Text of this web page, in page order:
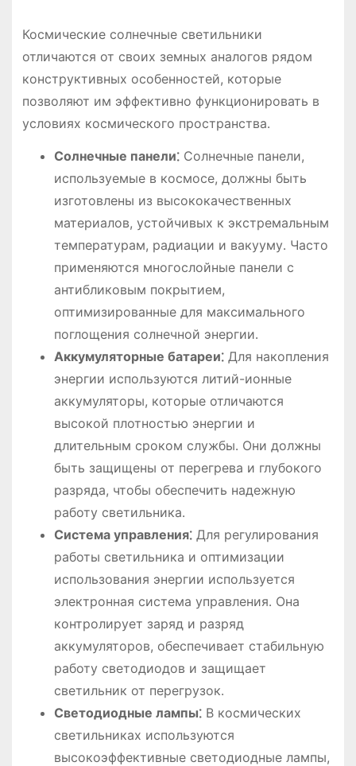
Космические солнечные светильники
отличаются от своих земных аналогов рядом
конструктивных особенностей, которые
позволяют им эффективно функционировать в
условиях космического пространства․
Солнечные панели⁚Солнечные панели,
используемые в космосе, должны быть
изготовлены из высококачественных
материалов, устойчивых к экстремальным
температурам, радиации и вакууму․ Часто
применяются многослойные панели с
антибликовым покрытием,
оптимизированные для максимального
поглощения солнечной энергии․
Аккумуляторные батареи⁚Для накопления
энергии используются литий-ионные
аккумуляторы, которые отличаются
высокой плотностью энергии и
длительным сроком службы․ Они должны
быть защищены от перегрева и глубокого
разряда, чтобы обеспечить надежную
работу светильника․
Система управления⁚Для регулирования
работы светильника и оптимизации
использования энергии используется
электронная система управления․ Она
контролирует заряд и разряд
аккумуляторов, обеспечивает стабильную
работу светодиодов и защищает
светильник от перегрузок․
Светодиодные лампы⁚В космических
светильниках используются
высокоэффективные светодиодные лампы,